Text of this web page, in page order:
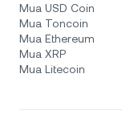
Mua USD Coin
Mua Toncoin
Mua Ethereum
Mua XRP
Mua Litecoin